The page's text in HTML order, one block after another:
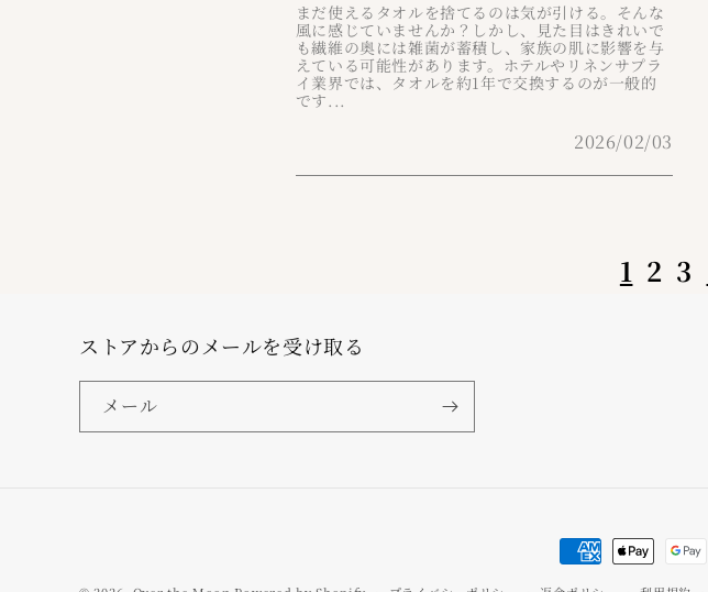
まだ使えるタオルを捨てるのは気が引ける。そんな
風に感じていませんか？しかし、見た目はきれいで
も繊維の奥には雑菌が蓄積し、家族の肌に影響を与
えている可能性があります。ホテルやリネンサプラ
イ業界では、タオルを約1年で交換するのが一般的
です...
2026/02/03
1 2 3
ストアからのメールを受け取る
メール
済